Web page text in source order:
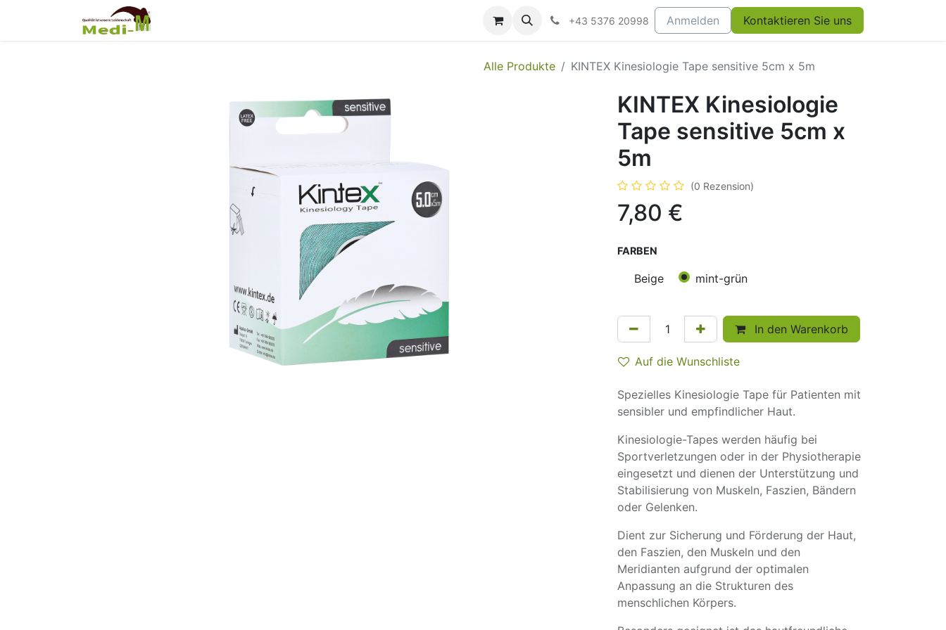
Messen/Veranstaltungen Downloads Hilfe
+43 5376 20998 Anmelden Kontaktieren Sie uns
Alle Produkte KINTEX Kinesiologie Tape sensitive 5cm x 5m
KINTEX Kinesiologie
Tape sensitive 5cm x
5m
(0 Rezension)
7,80 €
FARBEN
Beige mint-grün
In den Warenkorb
Auf die Wunschliste
Spezielles Kinesiologie Tape für Patienten mit
sensibler und empfindlicher Haut.
Kinesiologie-Tapes werden häufig bei
Sportverletzungen oder in der Physiotherapie
eingesetzt und dienen der Unterstützung und
Stabilisierung von Muskeln, Faszien, Bändern
oder Gelenken.
Dient zur Sicherung und Förderung der Haut,
den Faszien, den Muskeln und den
Meridianten aufgrund der optimalen
Anpassung an die Strukturen des
menschlichen Körpers.